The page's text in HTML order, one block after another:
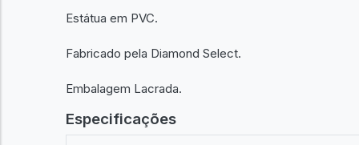
Estátua em PVC.
Fabricado pela Diamond Select.
Embalagem Lacrada.
Especificações